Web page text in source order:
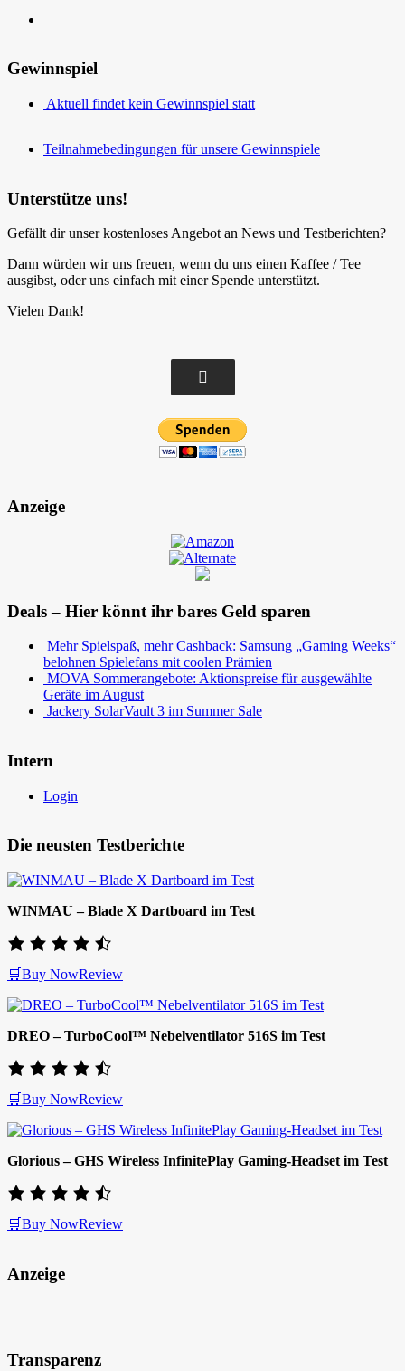
Gewinnspiel
Aktuell findet kein Gewinnspiel statt
Teilnahmebedingungen für unsere Gewinnspiele
Unterstütze uns!
Gefällt dir unser kostenloses Angebot an News und Testberichten?
Dann würden wir uns freuen, wenn du uns einen Kaffee / Tee
ausgibst, oder uns einfach mit einer Spende unterstützt.
Vielen Dank!
Anzeige
Deals – Hier könnt ihr bares Geld sparen
Mehr Spielspaß, mehr Cashback: Samsung „Gaming Weeks“
belohnen Spielefans mit coolen Prämien
MOVA Sommerangebote: Aktionspreise für ausgewählte
Geräte im August
Jackery SolarVault 3 im Summer Sale
Intern
Login
Die neusten Testberichte
WINMAU – Blade X Dartboard im Test
🛒Buy NowReview
DREO – TurboCool™ Nebelventilator 516S im Test
🛒Buy NowReview
Glorious – GHS Wireless InfinitePlay Gaming-Headset im Test
🛒Buy NowReview
Anzeige
Transparenz